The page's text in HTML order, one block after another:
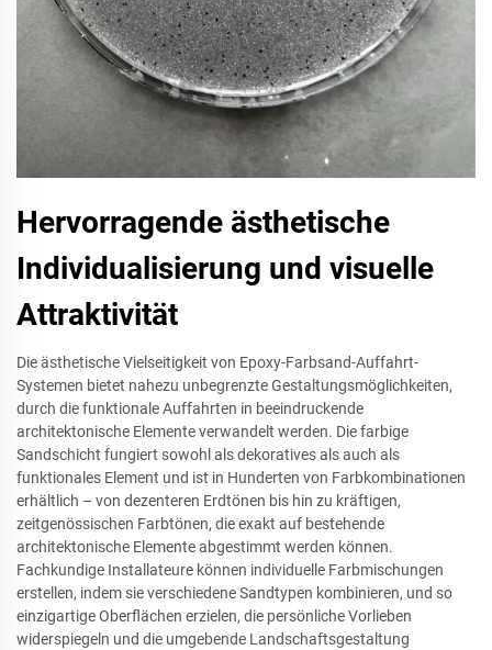
Hervorragende ästhetische
Individualisierung und visuelle
Attraktivität
Die ästhetische Vielseitigkeit von Epoxy-Farbsand-Auffahrt-
Systemen bietet nahezu unbegrenzte Gestaltungsmöglichkeiten,
durch die funktionale Auffahrten in beeindruckende
architektonische Elemente verwandelt werden. Die farbige
Sandschicht fungiert sowohl als dekoratives als auch als
funktionales Element und ist in Hunderten von Farbkombinationen
erhältlich – von dezenteren Erdtönen bis hin zu kräftigen,
zeitgenössischen Farbtönen, die exakt auf bestehende
architektonische Elemente abgestimmt werden können.
Fachkundige Installateure können individuelle Farbmischungen
erstellen, indem sie verschiedene Sandtypen kombinieren, und so
einzigartige Oberflächen erzielen, die persönliche Vorlieben
widerspiegeln und die umgebende Landschaftsgestaltung